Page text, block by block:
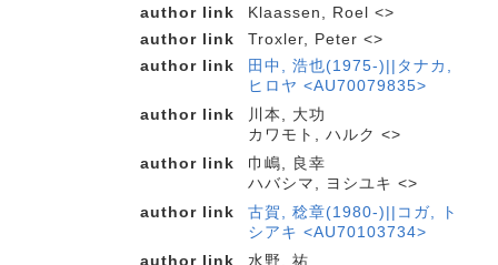
author link
Klaassen, Roel <>
author link
Troxler, Peter <>
author link
田中, 浩也(1975-)||タナカ,
ヒロヤ <AU70079835>
author link
川本, 大功
カワモト, ハルク <>
author link
巾嶋, 良幸
ハバシマ, ヨシユキ <>
author link
古賀, 稔章(1980-)||コガ, ト
シアキ <AU70103734>
author link
水野, 祐